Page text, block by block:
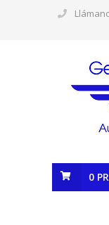
0